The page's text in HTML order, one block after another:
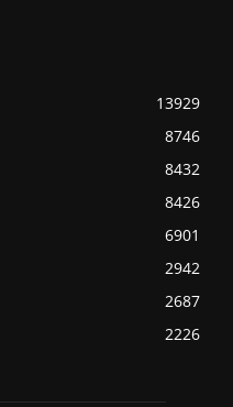
13929
8746
8432
8426
6901
2942
2687
2226